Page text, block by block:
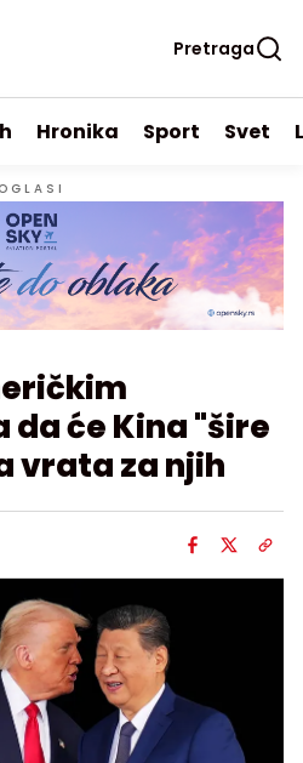
Pretraga
Hronika Sport Svet
OGLASI
će Kina "šire
vrata za njih